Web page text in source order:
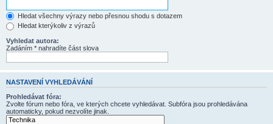
Hledat všechny výrazy nebo přesnou shodu s dotazem
Hledat kterýkoliv z výrazů
Vyhledat autora:
Zadáním * nahradíte část slova
NASTAVENÍ VYHLEDÁVÁNÍ
Prohledávat fóra:
Zvolte fórum nebo fóra, ve kterých chcete vyhledávat. Subfóra jsou prohledávána
automaticky, pokud nezvolíte jinak.